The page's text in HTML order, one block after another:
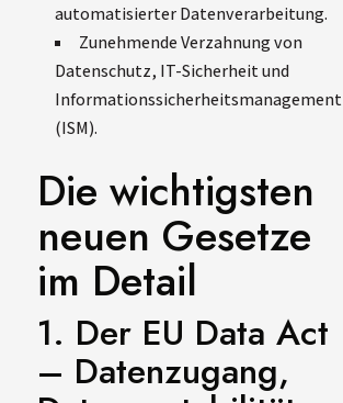
automatisierter Datenverarbeitung.
Zunehmende Verzahnung von
Datenschutz, IT-Sicherheit und
Informationssicherheitsmanagement
(ISM).
Die wichtigsten
neuen Gesetze
im Detail
1. Der EU Data Act
– Datenzugang,